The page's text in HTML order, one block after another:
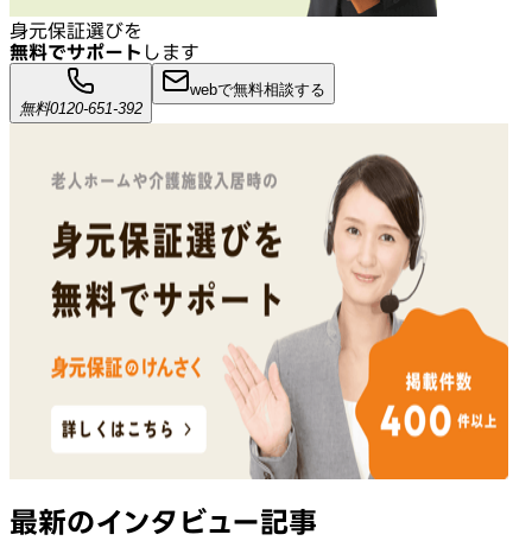
身元保証選びを
無料でサポート します
無料0120-651-392
webで無料相談する
最新のインタビュー記事